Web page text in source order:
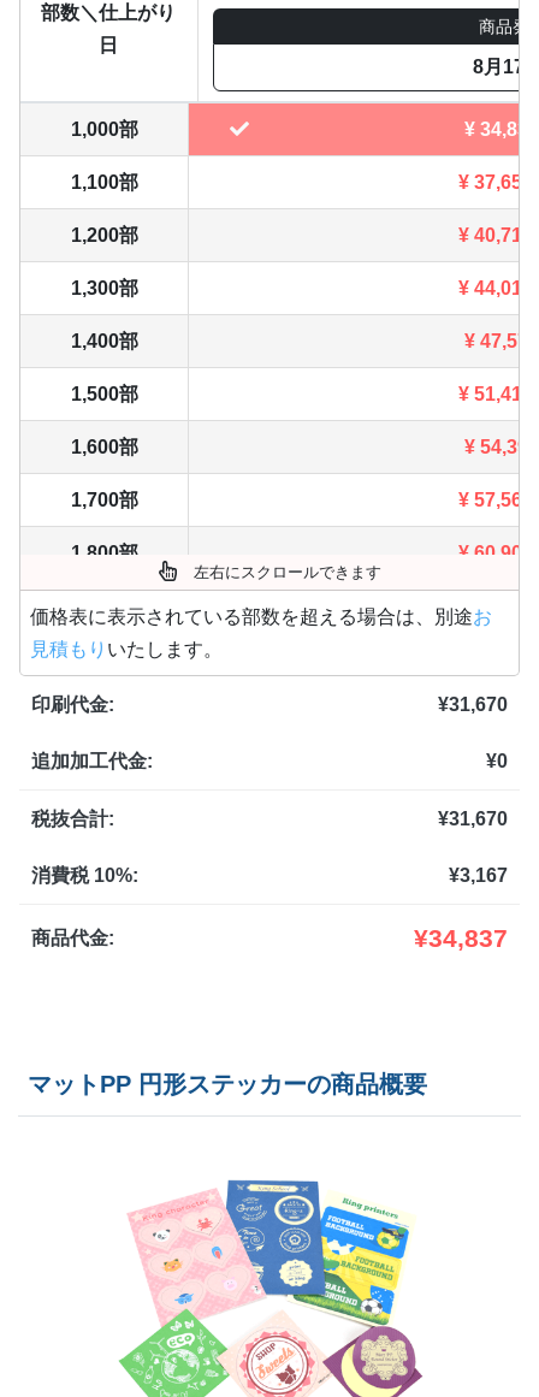
部数＼仕上がり
日
商品発
8月17
1,000部 ¥ 34,837
1,100部 ¥ 37,653
1,200部 ¥ 40,711
1,300部 ¥ 44,011
1,400部 ¥ 47,575
1,500部 ¥ 51,414
1,600部 ¥ 54,395
1,700部 ¥ 57,563
1,800部 ¥ 60,907
1,900部 ¥ 64,438
2,000部
2,500部 ¥ 83,589
3,000部 95,370
3,500部 ¥ 104,357
4,000部 ¥ 110,737
4,500部
左右にスクロールできます
価格表に表示されている部数を超える場合は、別途お
見積もり いたします。
印刷代金: ¥31,670
追加加工代金: ¥0
税抜合計: ¥31,670
消費税 10%: ¥3,167
商品代金: ¥34,837
マットPP 円形ステッカーの商品概要